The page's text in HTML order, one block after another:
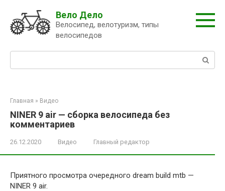
контенту
Вело Дело
Велосипед, велотуризм, типы
велосипедов
Главная » Видео
NINER 9 air — сборка велосипеда без
комментариев
26.12.2020 Видео Главный редактор
Приятного просмотра очередного dream build mtb —
NINER 9 air.